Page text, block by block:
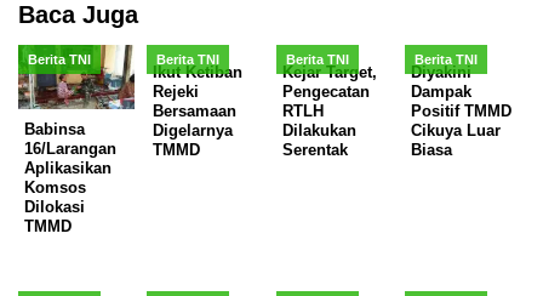
Baca Juga
Berita TNI
Babinsa
16/Larangan
Aplikasikan
Komsos
Dilokasi
TMMD
Berita TNI
Ikut Ketiban
Rejeki
Bersamaan
Digelarnya
TMMD
Berita TNI
Kejar Target,
Pengecatan
RTLH
Dilakukan
Serentak
Berita TNI
Diyakini
Dampak
Positif TMMD
Cikuya Luar
Biasa